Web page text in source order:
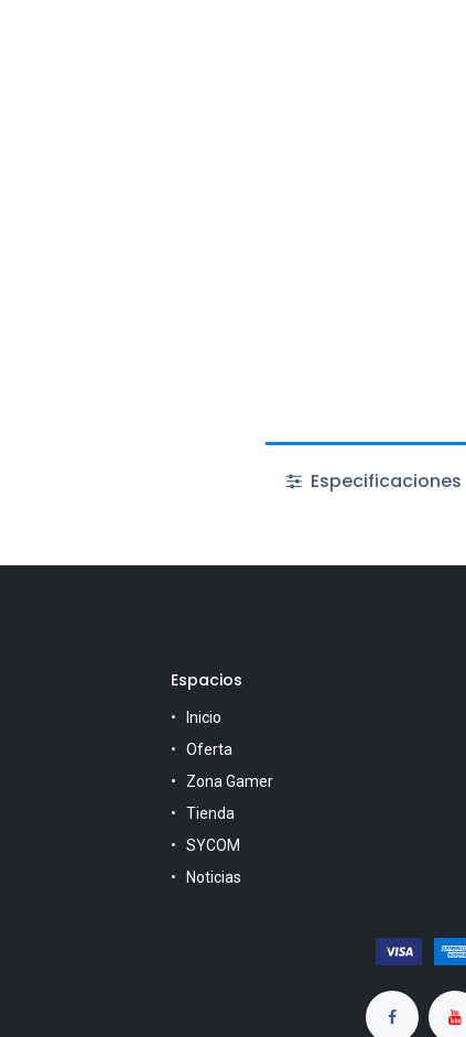
Especificaciones
Espacios
Inicio
Oferta
Zona Gamer
Tienda
SYCOM
Noticias